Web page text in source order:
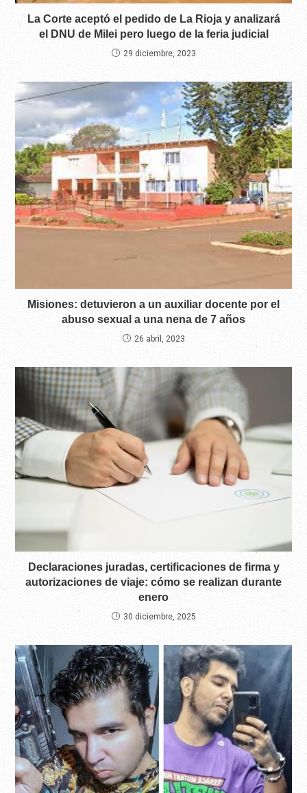
La Corte aceptó el pedido de La Rioja y analizará
el DNU de Milei pero luego de la feria judicial
29 diciembre, 2023
Misiones: detuvieron a un auxiliar docente por el
abuso sexual a una nena de 7 años
26 abril, 2023
Declaraciones juradas, certificaciones de firma y
autorizaciones de viaje: cómo se realizan durante
enero
30 diciembre, 2025